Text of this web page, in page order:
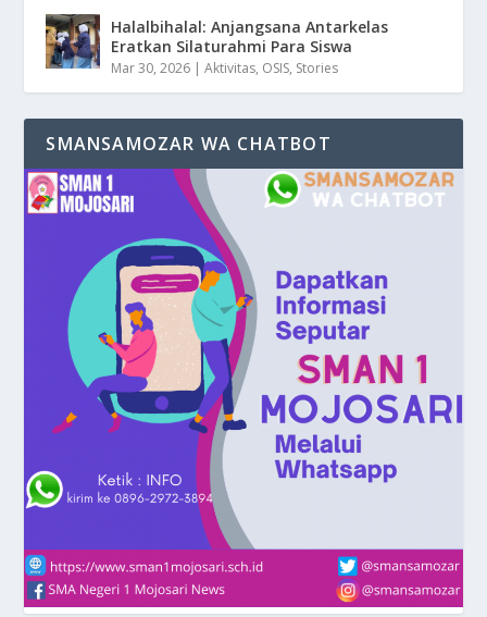
Halalbihalal: Anjangsana Antarkelas
Eratkan Silaturahmi Para Siswa
Mar 30, 2026 |Aktivitas, OSIS, Stories
SMANSAMOZAR WA CHATBOT